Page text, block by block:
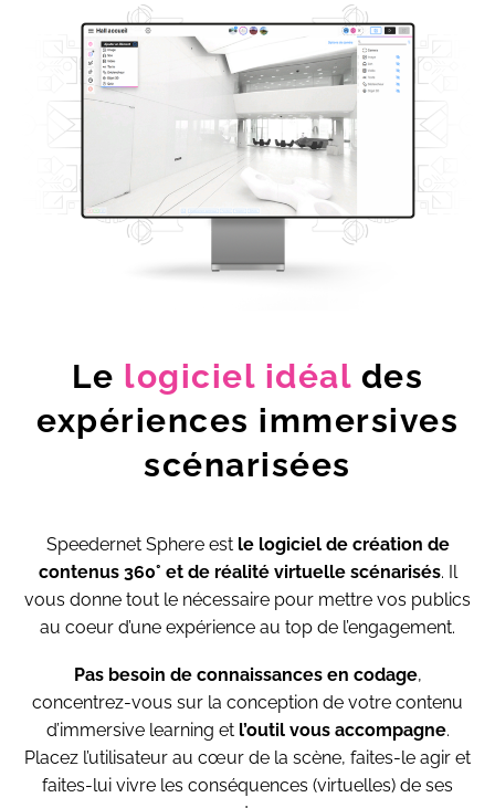
Le logiciel idéal des
expériences immersives
scénarisées
Speedernet Sphere est le logiciel de création de
contenus 360° et de réalité virtuelle scénarisés. Il
vous donne tout le nécessaire pour mettre vos publics
au coeur d’une expérience au top de l’engagement.
Pas besoin de connaissances en codage,
concentrez-vous sur la conception de votre contenu
d’immersive learning et l’outil vous accompagne.
Placez l’utilisateur au cœur de la scène, faites-le agir et
faites-lui vivre les conséquences (virtuelles) de ses